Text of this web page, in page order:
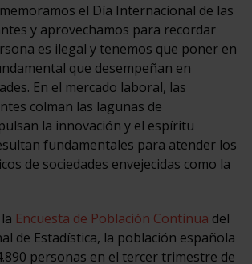
el Día Internacional de las
y aprovechamos para recordar
es ilegal y tenemos que poner en
que desempeñan en
En el mercado laboral, las
colman las lagunas de
la innovación y el espíritu
fundamentales para atender los
de sociedades envejecidas como la
Encuesta de Población Continua del
de Estadística, la población española
personas en el tercer trimestre de